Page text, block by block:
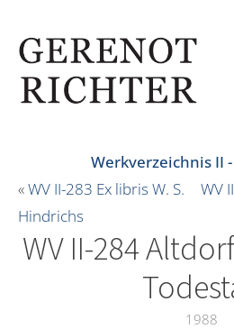
Werkverzeichnis II
«WV II-283 Ex libris W. S.
Hindrichs
WV
WV II-284
1988